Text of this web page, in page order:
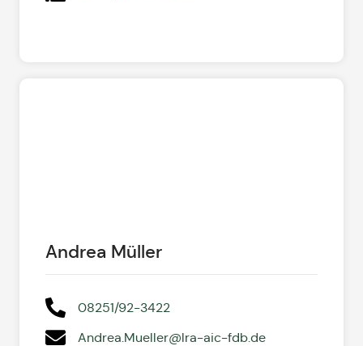
Andrea Müller
08251/92-3422
Andrea.Mueller@lra-aic-fdb.de